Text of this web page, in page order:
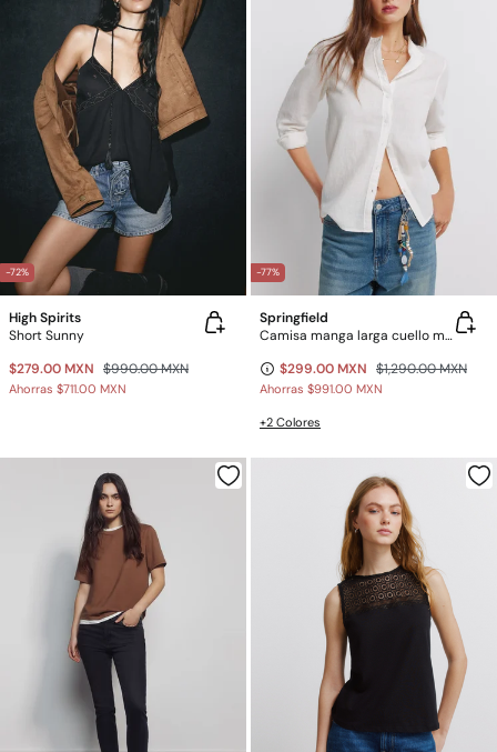
-72%
High Spirits
Short Sunny
$279.00 MXN $990.00 MXN
Ahorras $711.00 MXN
-77%
Springfield
Camisa manga larga cuello mao de lino
$299.00 MXN $1,290.00 MXN
Ahorras $991.00 MXN
+2 Colores